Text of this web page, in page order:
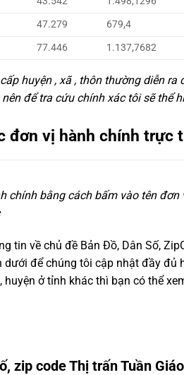
47.279 679,4
77.446 1.137,7682
huyện , xã , thôn thường diễn
để tra cứu chính xác tôi sẽ thể
đơn vị hành chính trực
chính bằng cách bấm vào tên
tin về chủ đề Bản Đồ, Dân Số,
để chúng tôi cập nhật đầy đủ
ở tỉnh khác thì bạn có thể
zip code Thị trấn Tuần